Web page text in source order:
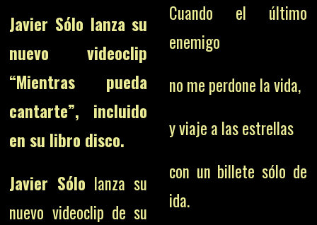
Javier Sólo lanza su
nuevo videoclip
“Mientras pueda
cantarte”, incluido
en su libro disco.
Javier Sólo lanza su
nuevo videoclip de su
Cuando el último
enemigo
no me perdone la vida,
y viaje a las estrellas
con un billete sólo de
ida.